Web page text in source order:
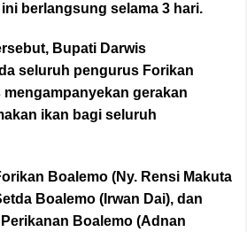
ini berlangsung selama 3 hari.
Bupati Darwis
seluruh pengurus Forikan
mengampanyekan gerakan
ikan bagi seluruh
Boalemo (Ny. Rensi Makuta
Boalemo (Irwan Dai), dan
Boalemo (Adnan